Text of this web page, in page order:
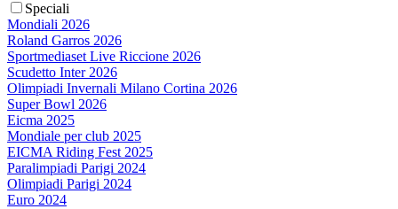
Speciali
Mondiali 2026
Roland Garros 2026
Sportmediaset Live Riccione 2026
Scudetto Inter 2026
Olimpiadi Invernali Milano Cortina 2026
Super Bowl 2026
Eicma 2025
Mondiale per club 2025
EICMA Riding Fest 2025
Paralimpiadi Parigi 2024
Olimpiadi Parigi 2024
Euro 2024